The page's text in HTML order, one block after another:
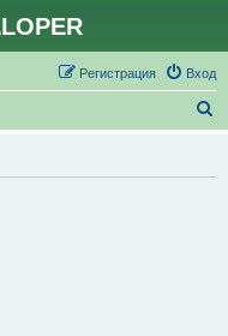
Вход
Регистрация